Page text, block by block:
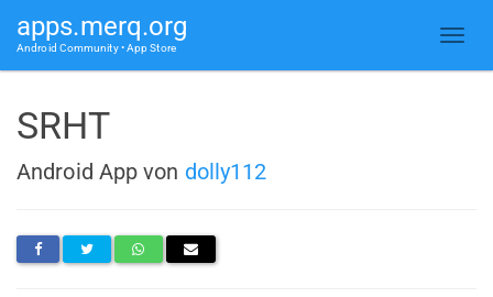
apps.merq.org
Android Community • App Store
SRHT
Android App von dolly112